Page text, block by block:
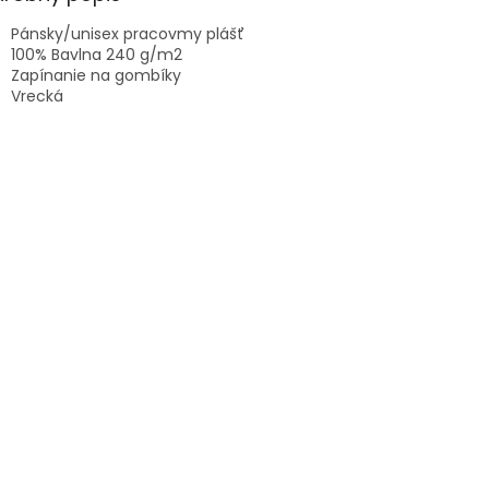
Pánsky/unisex pracovmy plášť
100% Bavlna 240 g/m2
Zapínanie na gombíky
Vrecká